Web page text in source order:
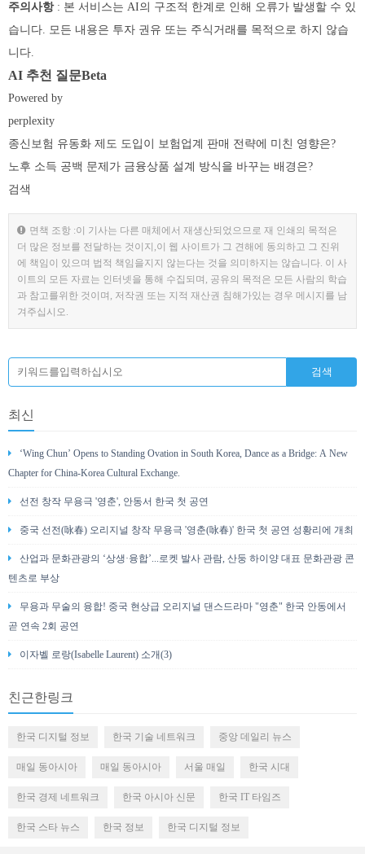
주의사항: 본 서비스는 AI의 구조적 한계로 인해 오류가 발생할 수 있
습니다. 모든 내용은 투자 권유 또는 주식거래를 목적으로 하지 않습
니다.
AI 추천 질문Beta
Powered by
perplexity
종신보험 유동화 제도 도입이 보험업계 판매 전략에 미친 영향은?
노후 소득 공백 문제가 금융상품 설계 방식을 바꾸는 배경은?
검색
면책 조항 :이 기사는 다른 매체에서 재생산되었으므로 재 인쇄의 목적은
더 많은 정보를 전달하는 것이지,이 웹 사이트가 그 견해에 동의하고 그 진위
에 책임이 있으며 법적 책임을지지 않는다는 것을 의미하지는 않습니다. 이 사
이트의 모든 자료는 인터넷을 통해 수집되며, 공유의 목적은 모든 사람의 학습
과 참고를위한 것이며, 저작권 또는 지적 재산권 침해가있는 경우 메시지를 남
겨주십시오.
최신
‘Wing Chun’ Opens to Standing Ovation in South Korea, Dance as a Bridge: A New
Chapter for China-Korea Cultural Exchange.
선전 창작 무용극 '영춘', 안동서 한국 첫 공연
중국 선전(咏春) 오리지널 창작 무용극 '영춘(咏春)' 한국 첫 공연 성황리에 개최
산업과 문화관광의 ‘상생·융합’...로켓 발사 관람, 산둥 하이양 대표 문화관광 콘
텐츠로 부상
무용과 무술의 융합! 중국 현상급 오리지널 댄스드라마 "영춘" 한국 안동에서
곧 연속 2회 공연
이자벨 로랑(Isabelle Laurent) 소개(3)
친근한링크
한국 디지털 정보 한국 기술 네트워크 중앙 데일리 뉴스
매일 동아시아 매일 동아시아 서울 매일 한국 시대
한국 경제 네트워크 한국 아시아 신문 한국 IT 타임즈
한국 스타 뉴스 한국 정보 한국 디지털 정보